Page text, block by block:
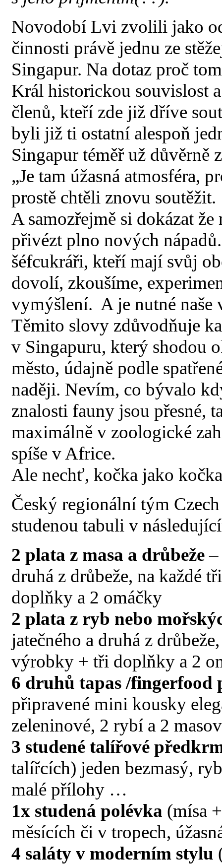
Novodobí Lvi zvolili jako
činnosti právě jednu ze
Singapur. Na dotaz proč
Král historickou souvislost
členů, kteří zde již dříve
byli již ti ostatní alespoň
Singapur téměř už
„Je tam úžasná atmosféra,
prostě chtěli znovu soutěžit.
A samozřejmě si dokázat
přivézt plno nových
šéfcukráři, kteří mají svůj
dovolí, zkoušíme,
vymýšlení. A je nutné
Těmito slovy zdůvodňuje
v Singapuru, který shodou
město, údajně podle
naději. Nevím, co bývalo
znalosti fauny jsou přesné,
maximálně v zoologické
spíše v Africe.
Ale nechť, kočka jako
Český regionální tým
studenou tabuli v
2 plata z masa a drůbeže–
druhá z drůbeže, na každé
doplňky a 2 omáčky
2 plata z ryb nebo
jatečného a druhá z
výrobky + tři doplňky a 2
6 druhů tapas /fingerfood
připravené mini kousky
zeleninové, 2 rybí a 2
3 studené talířové
talířcích) jeden bezmasý,
malé přílohy …
1x studená polévka (mísa
měsících či v tropech,
4 saláty v moderním stylu